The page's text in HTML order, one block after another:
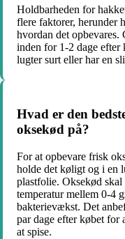
Holdbarheden for
flere faktorer, herunder
hvordan det opbevares.
inden for 1-2 dage
lugter surt eller har en
Hvad er den
oksekød på?
For at opbevare frisk
holde det køligt og i en
plastfolie. Oksekød skal
temperatur mellem 0-4
bakterievækst. Det
par dage efter købet
at spise.